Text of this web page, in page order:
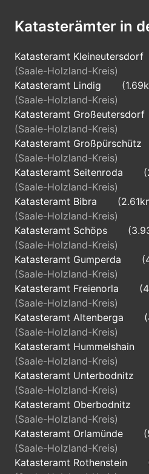
Katasterämter in
Katasteramt Kleineutersdorf
(Saale-Holzland-Kreis)
Katasteramt Lindig
(Saale-Holzland-Kreis)
Katasteramt Großeutersdorf
(Saale-Holzland-Kreis)
Katasteramt Großpürschütz
(Saale-Holzland-Kreis)
Katasteramt Seitenroda
(Saale-Holzland-Kreis)
Katasteramt Bibra
(Saale-Holzland-Kreis)
Katasteramt Schöps
(Saale-Holzland-Kreis)
Katasteramt Gumperda
(Saale-Holzland-Kreis)
Katasteramt Freienorla
(Saale-Holzland-Kreis)
Katasteramt Altenberga
(Saale-Holzland-Kreis)
Katasteramt Hummelshain
(Saale-Holzland-Kreis)
Katasteramt Unterbodnitz
(Saale-Holzland-Kreis)
Katasteramt Oberbodnitz
(Saale-Holzland-Kreis)
Katasteramt Orlamünde
(Saale-Holzland-Kreis)
Katasteramt Rothenstein